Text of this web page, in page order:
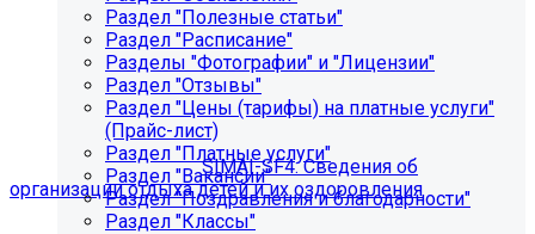
Как добавить раздел "Сведения об
организации отдыха детей и их
оздоровления"?
Приобретите модульSIMAI-SF4: Сведения об
организации отдыха детей и их оздоровления
Раздел "Полезные статьи"
Раздел "Расписание"
Разделы "Фотографии" и "Лицензии"
Раздел "Отзывы"
Раздел "Цены (тарифы) на платные услуги"
(Прайс-лист)
Раздел "Платные услуги"
Раздел "Вакансии"
Раздел "Поздравления и благодарности"
Раздел "Классы"